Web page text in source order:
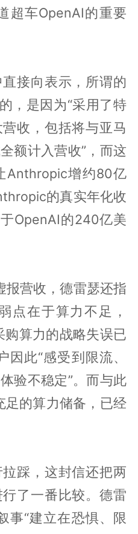
超车OpenAI的重要
接向表示，所谓的
，是因为“采用了特
收，包括将与亚马
额计入营收”，而这
Anthropic增约80亿
的真实年化收
OpenAI的240亿美
营收，德雷瑟还指
点在于算力不足，
购算力的战略失误已
因此“感受到限流、
验不稳定”。而与此
足的算力储备，已经
踩，这封信还把两
了一番比较。德雷
事“建立在恐惧、限